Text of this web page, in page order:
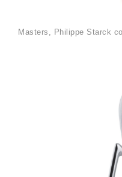
Masters, Philippe Starck